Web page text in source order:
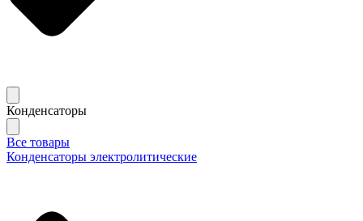
Конденсаторы
Все товары
Конденсаторы электролитические